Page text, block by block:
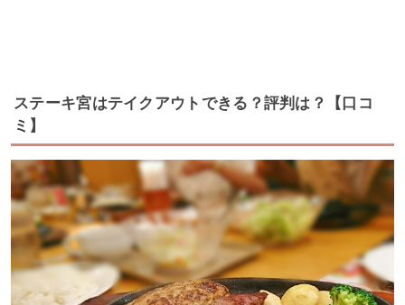
ステーキ宮はテイクアウトできる？評判は？【口コ
ミ】